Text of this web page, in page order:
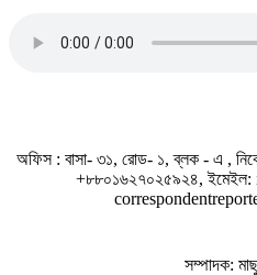
অফিস : বাসা- ৩১, রোড- ১, ব্লক - এ ,
+৮৮০১৬২৭০২৫৯২৪,
সম্পাদক: